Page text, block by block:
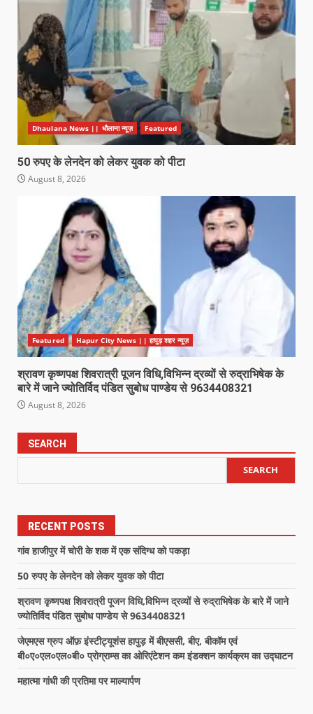
Dhaulana News || धौलाना न्यूज़ Featured
50 रुपए के लेनदेन को लेकर युवक को पीटा
August 8, 2026
Featured Hapur City News || हापुड़ शहर न्यूज़
श्रावण कृष्णपक्ष शिवरात्री पूजन विधि,विभिन्न द्रव्यों से रुद्राभिषेक के
बारे में जाने ज्योतिर्विद पंडित सुबोध पाण्डेय से 9634408321
August 8, 2026
SEARCH
SEARCH
RECENT POSTS
गांव हाजीपुर में चोरी के शक में एक संदिग्ध को पकड़ा
50 रुपए के लेनदेन को लेकर युवक को पीटा
श्रावण कृष्णपक्ष शिवरात्री पूजन विधि,विभिन्न द्रव्यों से रुद्राभिषेक के बारे में जाने
ज्योतिर्विद पंडित सुबोध पाण्डेय से 9634408321
जेएमएस ग्रुप ऑफ़ इंस्टीट्यूशंस हापुड़ में बीएससी, बीए, बीकॉम एवं
बी०ए०एल०एल०बी० प्रोग्राम्स का ओरिएंटेशन कम इंडक्शन कार्यक्रम का उद्घाटन
महात्मा गांधी की प्रतिमा पर माल्यार्पण